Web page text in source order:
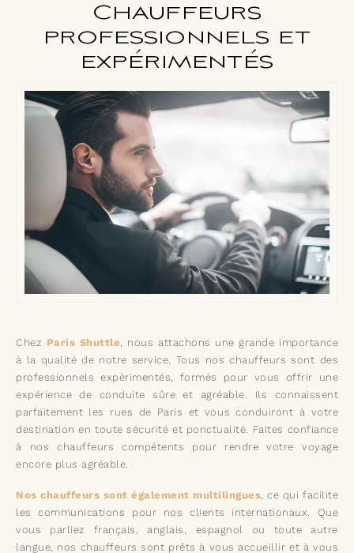
Chauffeurs
professionnels et
expérimentés
Chez Paris Shuttle , nous attachons une grande importance
à la qualité de notre service. Tous nos chauffeurs sont des
professionnels expérimentés, formés pour vous offrir une
expérience de conduite sûre et agréable. Ils connaissent
parfaitement les rues de Paris et vous conduiront à votre
destination en toute sécurité et ponctualité. Faites confiance
à nos chauffeurs compétents pour rendre votre voyage
encore plus agréable.
Nos chauffeurs sont également multilingues , ce qui facilite
les communications pour nos clients internationaux. Que
vous parliez français, anglais, espagnol ou toute autre
langue, nos chauffeurs sont prêts à vous accueillir et à vous